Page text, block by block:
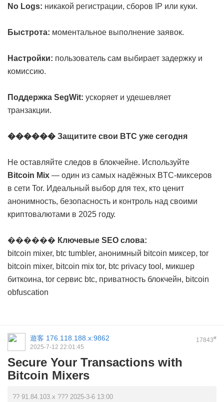
No Logs: никакой регистрации, сборов IP или куки.
Быстрота: моментальное выполнение заявок.
Настройки: пользователь сам выбирает задержку и
комиссию.
Поддержка SegWit: ускоряет и удешевляет
транзакции.
������ Защитите свои BTC уже сегодня
Не оставляйте следов в блокчейне. Используйте
Bitcoin Mix — один из самых надёжных BTC-миксеров
в сети Tor. Идеальный выбор для тех, кто ценит
анонимность, безопасность и контроль над своими
криптовалютами в 2025 году.
������ Ключевые SEO слова:
bitcoin mixer, btc tumbler, анонимный bitcoin миксер, tor
bitcoin mixer, bitcoin mix tor, btc privacy tool, микшер
биткоина, tor сервис btc, приватность блокчейн, bitcoin
obfuscation
17843#
遊客 176.118.188.x:9862
2025-7-12 22:01:45
Secure Your Transactions with
Bitcoin Mixers
?? 91.84.103.x ??? 2025-3-6 13:00